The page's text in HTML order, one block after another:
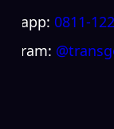
0811-